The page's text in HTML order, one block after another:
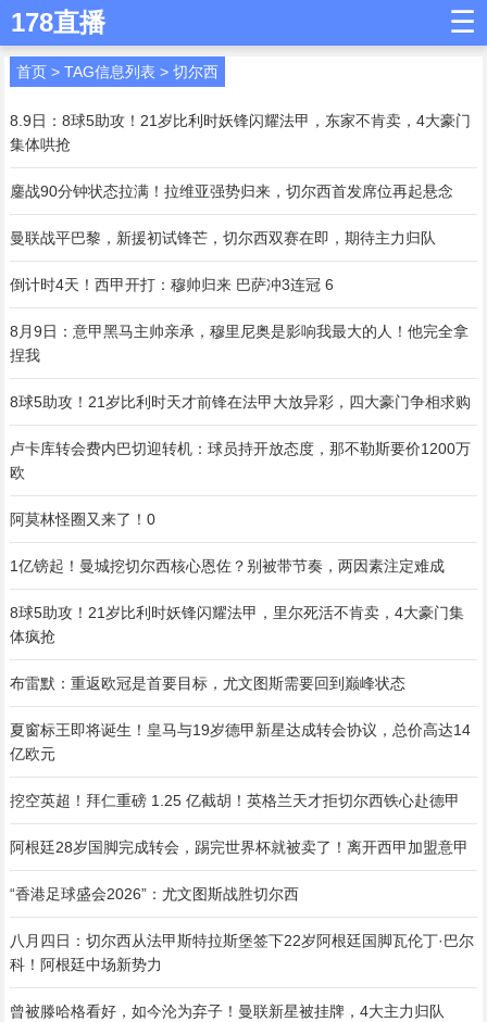
178直播 ☰
首页> TAG信息列表 > 切尔西
8.9日：8球5助攻！21岁比利时妖锋闪耀法甲，东家不肯卖，4大豪门
集体哄抢
鏖战90分钟状态拉满！拉维亚强势归来，切尔西首发席位再起悬念
曼联战平巴黎，新援初试锋芒，切尔西双赛在即，期待主力归队
倒计时4天！西甲开打：穆帅归来 巴萨冲3连冠 6
8月9日：意甲黑马主帅亲承，穆里尼奥是影响我最大的人！他完全拿
捏我
8球5助攻！21岁比利时天才前锋在法甲大放异彩，四大豪门争相求购
卢卡库转会费内巴切迎转机：球员持开放态度，那不勒斯要价1200万
欧
阿莫林怪圈又来了！0
1亿镑起！曼城挖切尔西核心恩佐？别被带节奏，两因素注定难成
8球5助攻！21岁比利时妖锋闪耀法甲，里尔死活不肯卖，4大豪门集
体疯抢
布雷默：重返欧冠是首要目标，尤文图斯需要回到巅峰状态
夏窗标王即将诞生！皇马与19岁德甲新星达成转会协议，总价高达14
亿欧元
挖空英超！拜仁重磅 1.25 亿截胡！英格兰天才拒切尔西铁心赴德甲
阿根廷28岁国脚完成转会，踢完世界杯就被卖了！离开西甲加盟意甲
“香港足球盛会2026”：尤文图斯战胜切尔西
八月四日：切尔西从法甲斯特拉斯堡签下22岁阿根廷国脚瓦伦丁·巴尔
科！阿根廷中场新势力
曾被滕哈格看好，如今沦为弃子！曼联新星被挂牌，4大主力归队